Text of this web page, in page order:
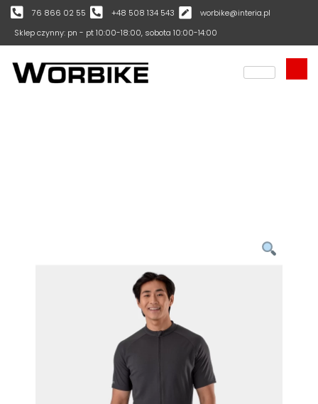
76 866 02 55 +48 508 134 543
worbike@interia.pl
Sklep czynny: pn - pt 10:00-18:00, sobota 10:00-14:00